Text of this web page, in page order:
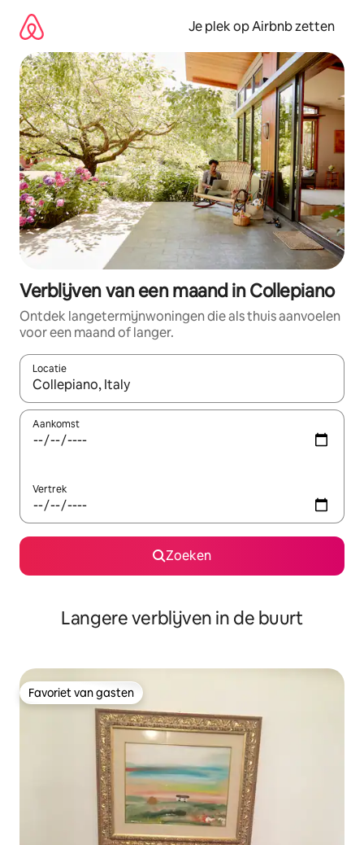
direct
naar
inhoud
Je plek op Airbnb zetten
Verblijven van een maand in Collepiano
Ontdek langetermijnwoningen die als thuis aanvoelen
voor een maand of langer.
Locatie
Wanneer er resultaten beschikbaar zijn, maak je een keuze
Aankomst
Vertrek
Zoeken
Langere verblijven in de buurt
Favoriet van gasten
Favoriet van gasten